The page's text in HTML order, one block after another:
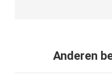
Anderen